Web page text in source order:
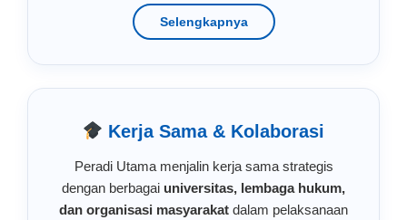
Selengkapnya
Kerja Sama & Kolaborasi
Peradi Utama menjalin kerja sama strategis
dengan berbagai universitas, lembaga hukum,
dan organisasi masyarakat dalam pelaksanaan